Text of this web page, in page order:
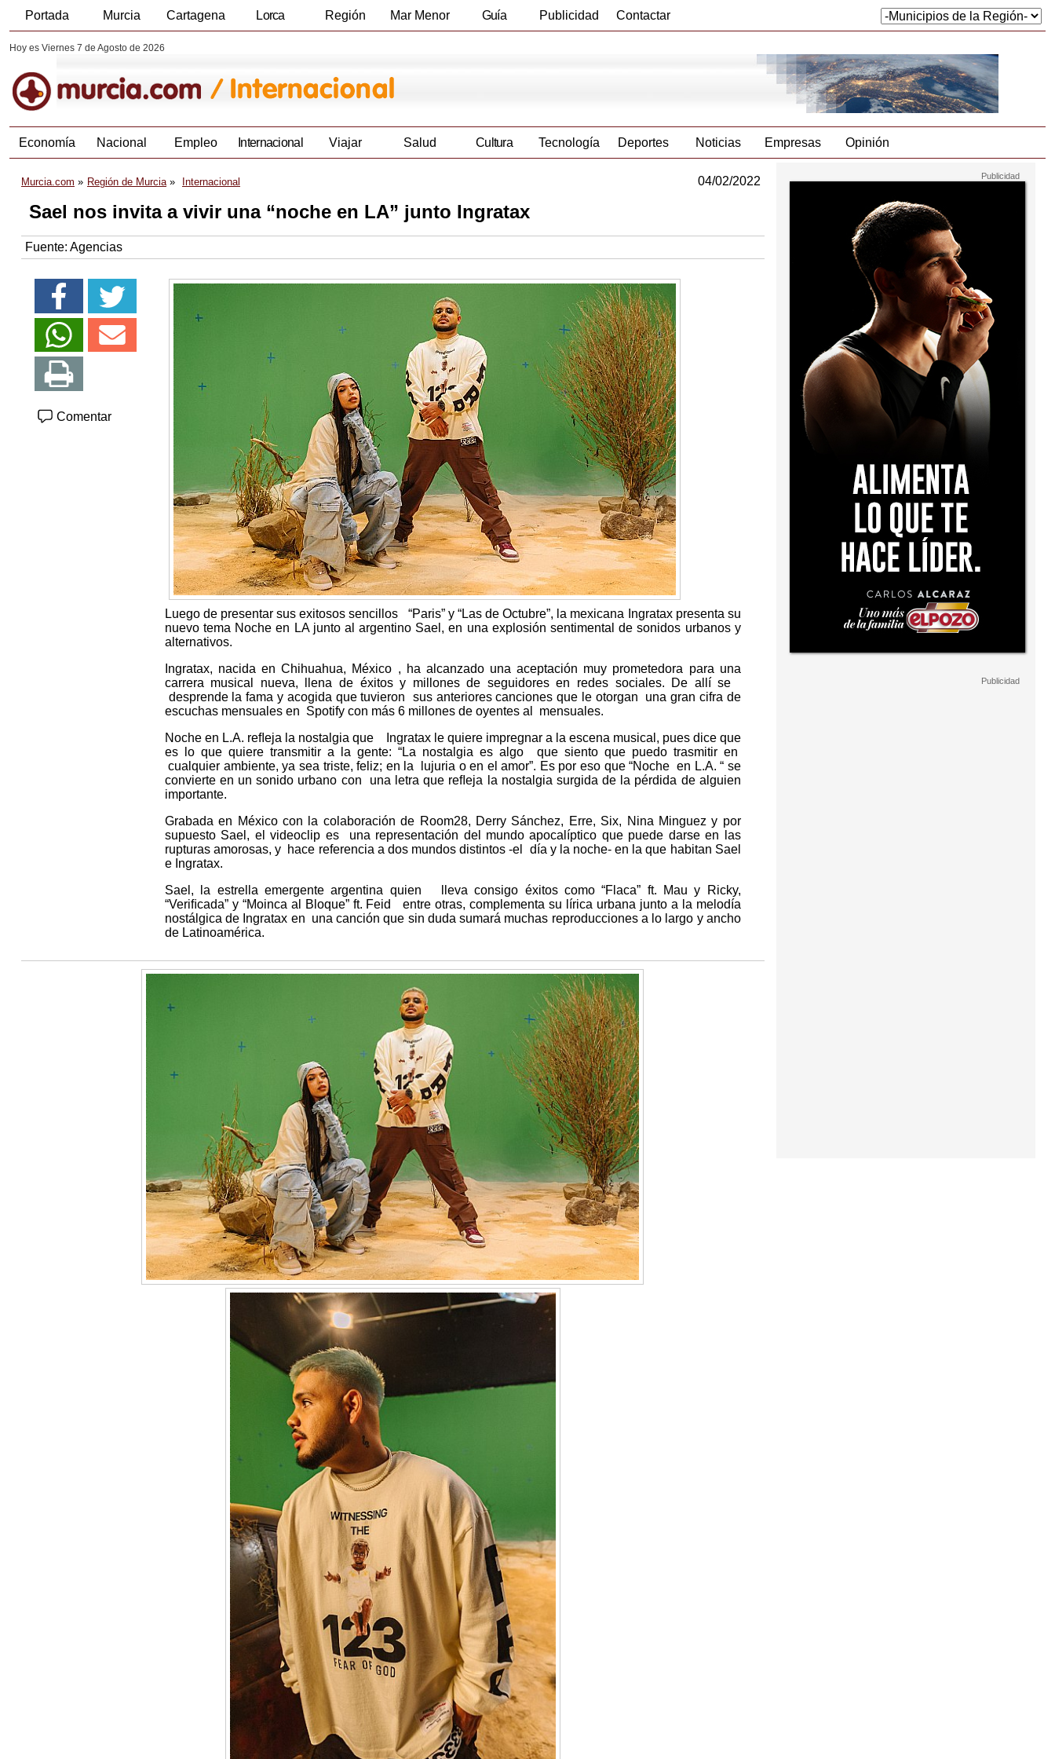
Portada Murcia Cartagena Lorca Región Mar Menor Guía Publicidad Contactar
Hoy es Viernes 7 de Agosto de 2026
Economía Nacional Empleo Internacional Viajar Salud Cultura Tecnología Deportes Noticias Empresas Opinión
Murcia.com Región de Murcia Internacional 04/02/2022
Sael nos invita a vivir una “noche en LA” junto Ingratax
Fuente: Agencias
Comentar
Luego de presentar sus exitosos sencillos “Paris” y “Las de Octubre”, la mexicana Ingratax presenta su
nuevo tema Noche en LA junto al argentino Sael, en una explosión sentimental de sonidos urbanos y
alternativos.
Ingratax, nacida en Chihuahua, México , ha alcanzado una aceptación muy prometedora para una
carrera musical nueva, llena de éxitos y millones de seguidores en redes sociales. De allí se
desprende la fama y acogida que tuvieron sus anteriores canciones que le otorgan una gran cifra de
escuchas mensuales en Spotify con más 6 millones de oyentes al mensuales.
Noche en L.A. reﬂeja la nostalgia que Ingratax le quiere impregnar a la escena musical, pues dice que
es lo que quiere transmitir a la gente: “La nostalgia es algo que siento que puedo trasmitir en
cualquier ambiente, ya sea triste, feliz; en la lujuria o en el amor”. Es por eso que “Noche en L.A. “ se
convierte en un sonido urbano con una letra que reﬂeja la nostalgia surgida de la pérdida de alguien
importante.
Grabada en México con la colaboración de Room28, Derry Sánchez, Erre, Six, Nina Minguez y por
supuesto Sael, el videoclip es una representación del mundo apocalíptico que puede darse en las
rupturas amorosas, y hace referencia a dos mundos distintos -el día y la noche- en la que habitan Sael
e Ingratax.
Sael, la estrella emergente argentina quien lleva consigo éxitos como “Flaca” ft. Mau y Ricky,
“Veriﬁcada” y “Moinca al Bloque” ft. Feid entre otras, complementa su lírica urbana junto a la melodía
nostálgica de Ingratax en una canción que sin duda sumará muchas reproducciones a lo largo y ancho
de Latinoamérica.